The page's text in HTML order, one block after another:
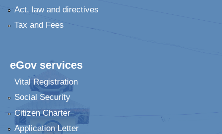
Act, law and directives
Tax and Fees
eGov services
Vital Registration
Social Security
Citizen Charter
Application Letter